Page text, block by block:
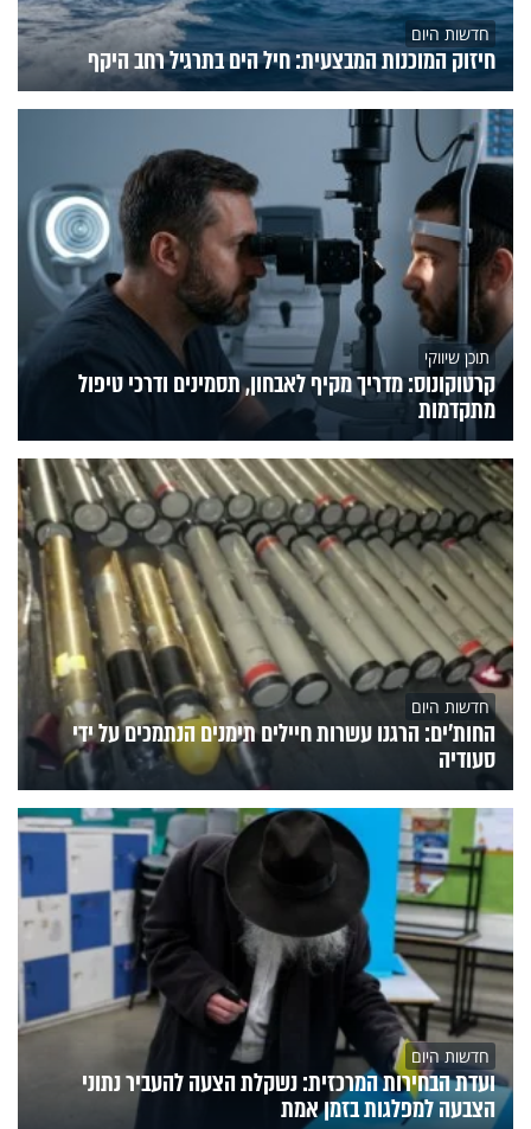
חדשות היום
חיזוק המוכנות המבצעית: חיל הים בתרגיל רחב היקף
תוכן שיווקי
קרטוקונוס: מדריך מקיף לאבחון, תסמינים ודרכי טיפול
מתקדמות
חדשות היום
החות'ים: הרגנו עשרות חיילים תימנים הנתמכים על ידי
סעודיה
חדשות היום
ועדת הבחירות המרכזית: נשקלת הצעה להעביר נתוני
הצבעה למפלגות בזמן אמת